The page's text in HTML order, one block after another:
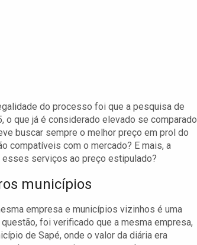
do processo foi que a pesquisa de
que já é considerado elevado se
buscar sempre o melhor preço em prol do
compatíveis com o mercado? E mais, a
esses serviços ao preço estipulado?
municípios
empresa e municípios vizinhos é uma
foi verificado que a mesma empresa,
de Sapé, onde o valor da diária era